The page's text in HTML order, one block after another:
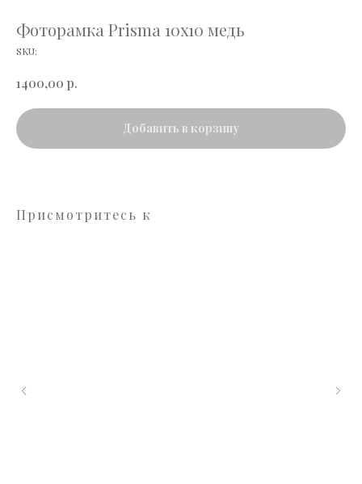
Фоторамка Prisma 10х10 медь
SKU:
1400,00 р.
Добавить в корзину
Присмотритесь к